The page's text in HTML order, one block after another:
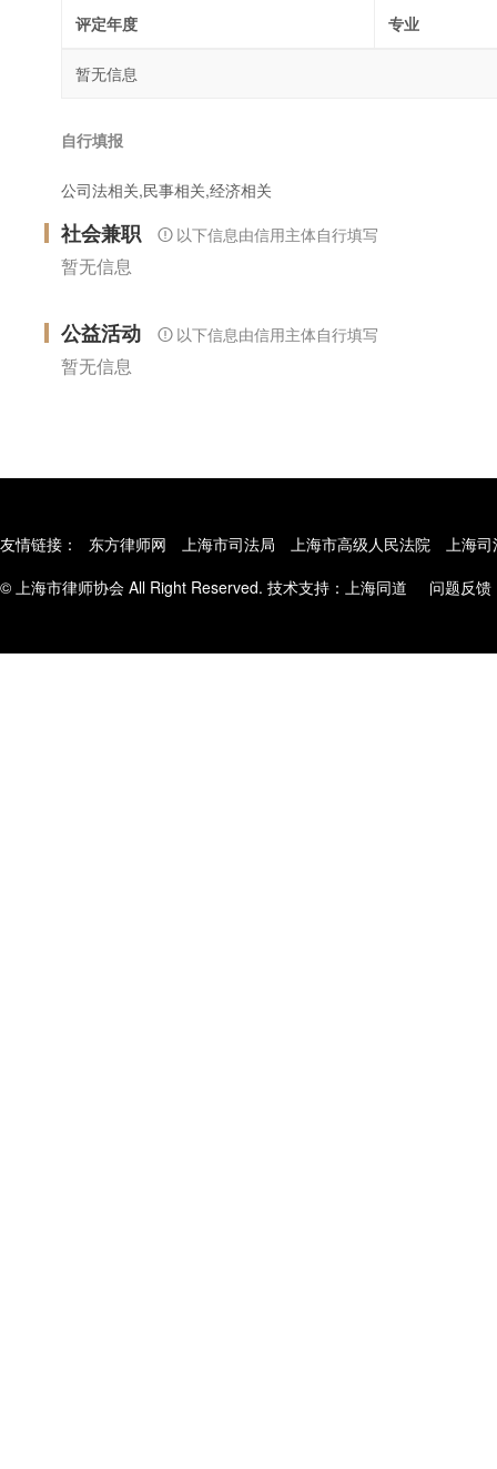
评定年度 专业
暂无信息
自行填报
公司法相关,民事相关,经济相关
社会兼职 以下信息由信用主体自行填写
暂无信息
公益活动 以下信息由信用主体自行填写
暂无信息
友情链接： 东方律师网 上海市司法局 上海市高级人民法院
上海
© 上海市律师协会 All Right Reserved. 技术支持： 上海同道 问题反馈